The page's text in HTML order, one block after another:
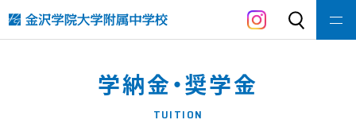
コース紹介
学納金・奨学金
TUITION